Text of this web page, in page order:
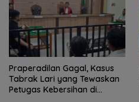
Praperadilan Gagal, Kasus
Tabrak Lari yang Tewaskan
Petugas Kebersihan di